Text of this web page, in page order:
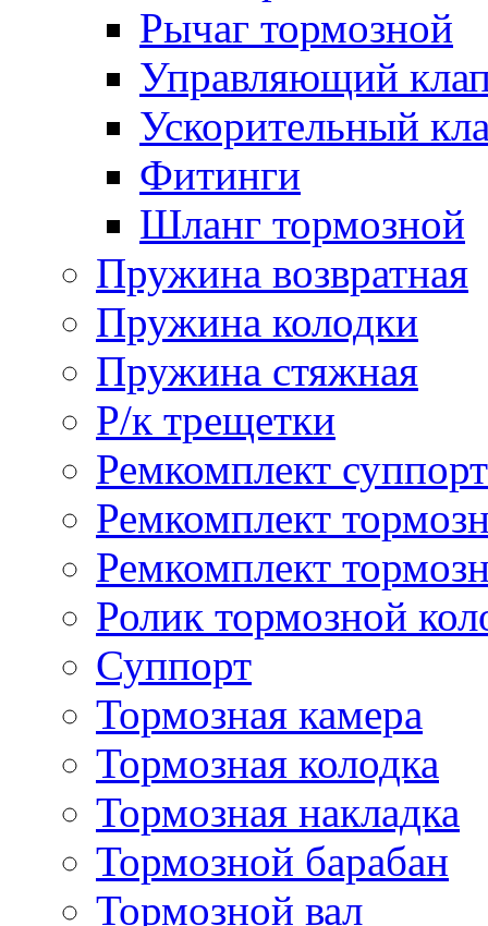
Рычаг тормозной
Управляющий
Ускорительный
Фитинги
Шланг тормозной
Пружина возвратная
Пружина колодки
Пружина стяжная
Р/к трещетки
Ремкомплект
Ремкомплект
Ремкомплект
Ролик тормозной
Суппорт
Тормозная камера
Тормозная колодка
Тормозная накладка
Тормозной барабан
Тормозной вал